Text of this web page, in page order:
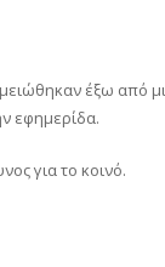
έξω από
εφημερίδα.
για το κοινό.